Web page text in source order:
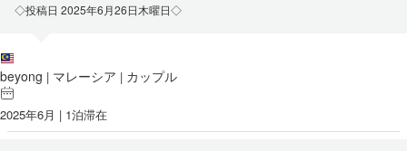
◇投稿日 2025年6月26日木曜日◇
beyong | マレーシア | カップル
2025年6月 | 1泊滞在